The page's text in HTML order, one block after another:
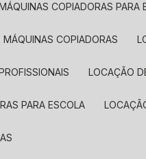
COPIADORAS PARA
MÁQUINAS COPIADORAS
LOCAÇÃO
PARA ESCOLA